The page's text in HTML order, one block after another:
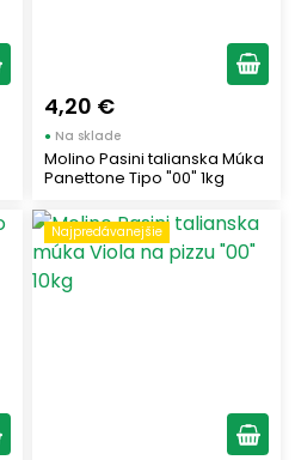
4,20 €
● Na sklade
Molino Pasini talianska Múka
Panettone Tipo "00" 1kg
Najpredávanejšie